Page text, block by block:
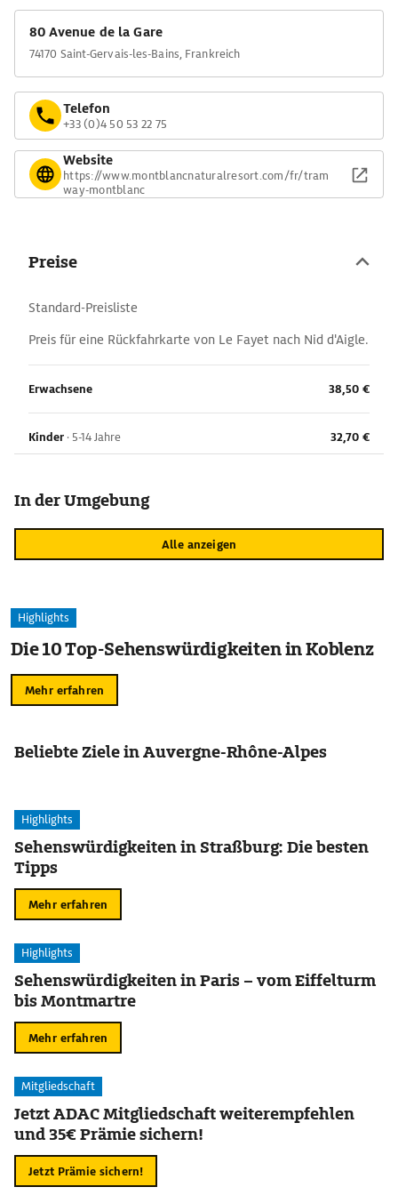
80 Avenue de la Gare
74170 Saint-Gervais-les-Bains, Frankreich
Telefon
+33 (0)4 50 53 22 75
Website
https://www.montblancnaturalresort.com/fr/tram
way-montblanc
Preise
Standard-Preisliste
Preis für eine Rückfahrkarte von Le Fayet nach Nid d'Aigle.
Erwachsene 38,50 €
Kinder · 5-14 Jahre 32,70 €
In der Umgebung
Alle anzeigen
Highlights
Die 10 Top-Sehenswürdigkeiten in Koblenz
Mehr erfahren
Beliebte Ziele in Auvergne-Rhône-Alpes
Highlights
Sehenswürdigkeiten in Straßburg: Die besten
Tipps
Mehr erfahren
Highlights
Sehenswürdigkeiten in Paris – vom Eiffelturm
bis Montmartre
Mehr erfahren
Mitgliedschaft
Jetzt ADAC Mitgliedschaft weiterempfehlen
und 35€ Prämie sichern!
Jetzt Prämie sichern!